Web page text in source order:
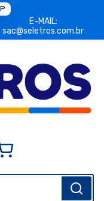
E-MAIL:
sac@seletros.com.br